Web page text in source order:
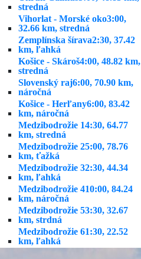
stredná
Vihorlat - Morské oko3:00,
32.66 km, stredná
Zemplínska šírava2:30, 37.42
km, ľahká
Košice - Skároš4:00, 48.82 km,
stredná
Slovenský raj6:00, 70.90 km,
náročná
Košice - Herľany6:00, 83.42
km, náročná
Medzibodrožie 14:30, 64.77
km, stredná
Medzibodrožie 25:00, 78.76
km, ťažká
Medzibodrožie 32:30, 44.34
km, ľahká
Medzibodrožie 410:00, 84.24
km, náročná
Medzibodrožie 53:30, 32.67
km, strdná
Medzibodrožie 61:30, 22.52
km, ľahká